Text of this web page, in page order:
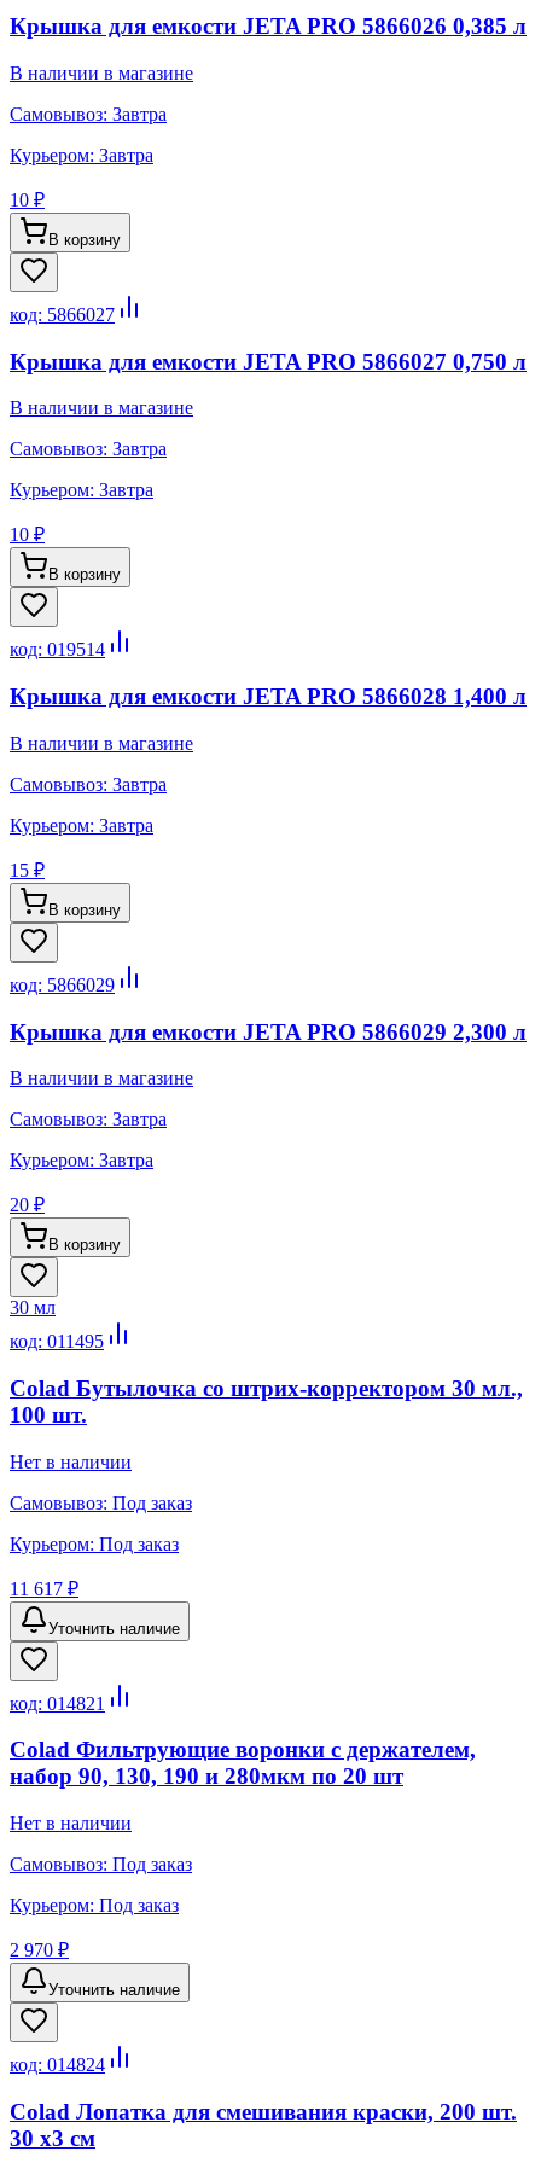
Крышка для емкости JETA PRO 5866026 0,385 л
В наличии в магазине
Самовывоз: Завтра
Курьером: Завтра
10 ₽
В корзину
код: 5866027
Крышка для емкости JETA PRO 5866027 0,750 л
В наличии в магазине
Самовывоз: Завтра
Курьером: Завтра
10 ₽
В корзину
код: 019514
Крышка для емкости JETA PRO 5866028 1,400 л
В наличии в магазине
Самовывоз: Завтра
Курьером: Завтра
15 ₽
В корзину
код: 5866029
Крышка для емкости JETA PRO 5866029 2,300 л
В наличии в магазине
Самовывоз: Завтра
Курьером: Завтра
20 ₽
В корзину
30 мл
код: 011495
Colad Бутылочка со штрих-корректором 30 мл.,
100 шт.
Нет в наличии
Самовывоз: Под заказ
Курьером: Под заказ
11 617 ₽
Уточнить наличие
код: 014821
Colad Фильтрующие воронки с держателем,
набор 90, 130, 190 и 280мкм по 20 шт
Нет в наличии
Самовывоз: Под заказ
Курьером: Под заказ
2 970 ₽
Уточнить наличие
код: 014824
Colad Лопатка для смешивания краски, 200 шт.
30 х3 см